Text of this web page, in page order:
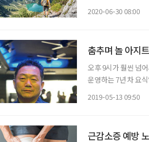
2020-06-30 08:00
춤추며 놀 아지
오후 9시가 훨씬 넘
운영하는 7년 차 요
2019-05-13 09:50
근감소증 예방